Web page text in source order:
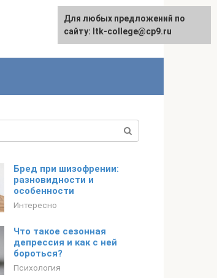
Бред при шизофрении:
разновидности и
особенности
Интересно
Что такое сезонная
депрессия и как с ней
бороться?
Психология
Для любых предложений по
сайту: ltk-college@cp9.ru